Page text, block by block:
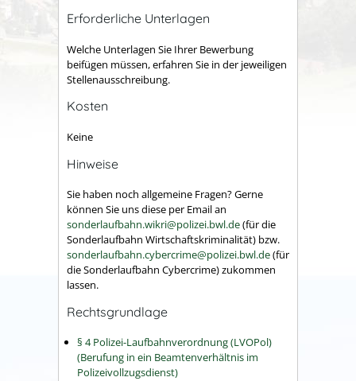
Erforderliche Unterlagen
Welche Unterlagen Sie Ihrer Bewerbung
beifügen müssen, erfahren Sie in der jeweiligen
Stellenausschreibung.
Kosten
Keine
Hinweise
Sie haben noch allgemeine Fragen? Gerne
können Sie uns diese per Email an
sonderlaufbahn.wikri@polizei.bwl.de(für die
Sonderlaufbahn Wirtschaftskriminalität) bzw.
sonderlaufbahn.cybercrime@polizei.bwl.de(für
die Sonderlaufbahn Cybercrime) zukommen
lassen.
Rechtsgrundlage
§ 4 Polizei-Laufbahnverordnung (LVOPol)
(Berufung in ein Beamtenverhältnis im
Polizeivollzugsdienst)